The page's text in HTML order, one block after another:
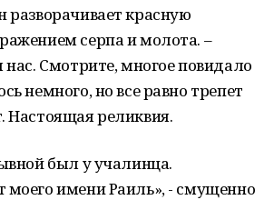
красную
серпа и молота. –
нас. Смотрите, многое повидало
немного, но все равно трепет
Настоящая реликвия.
был у учалинца.
моего имени Раиль», - смущенно